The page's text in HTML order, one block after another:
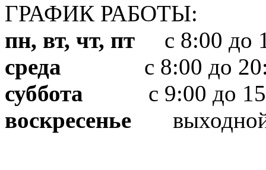
ГРАФИК РАБОТЫ:
пн, вт, чт, пт с 8:00 до
среда с 8:00 до
суббота с 9:00 до
воскресенье